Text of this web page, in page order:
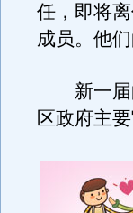
任，即将
成员。他
新一届
区政府主